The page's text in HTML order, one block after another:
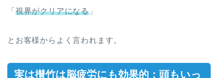
「 視界がクリアになる 」
とお客様からよく言われます。
実は攅竹は脳疲労にも効果的：頭もいっ